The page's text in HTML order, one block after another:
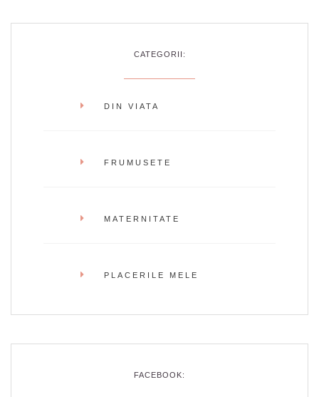
CATEGORII:
DIN VIATA
FRUMUSETE
MATERNITATE
PLACERILE MELE
FACEBOOK: